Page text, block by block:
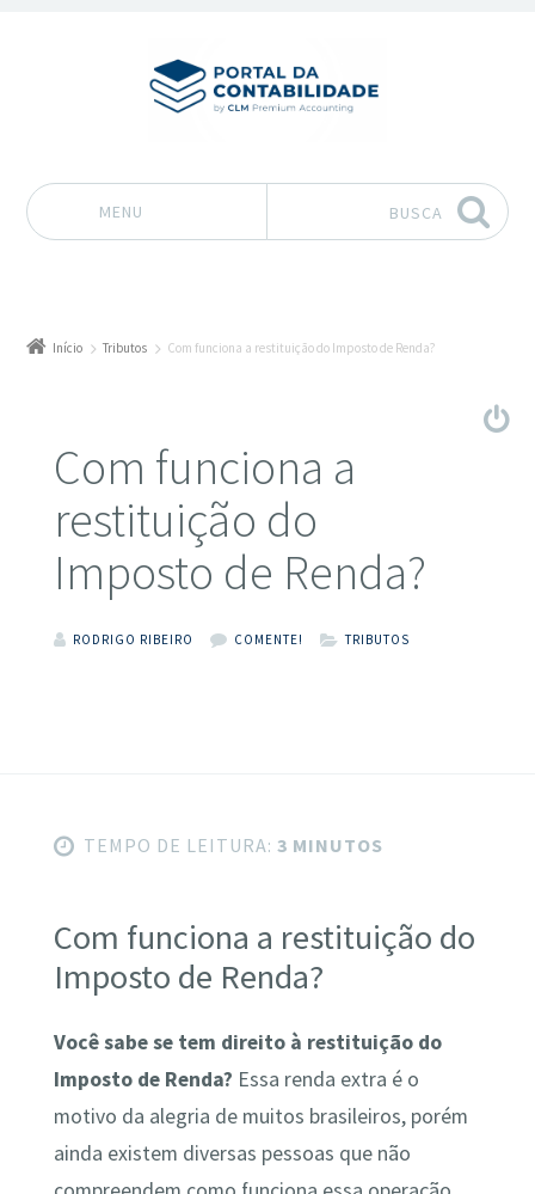
MENU BUSCA
Início Tributos Com funciona a restituição do Imposto de Renda?
Com funciona a
restituição do
Imposto de Renda?
RODRIGO RIBEIRO COMENTE! TRIBUTOS
TEMPO DE LEITURA: 3 MINUTOS
Com funciona a restituição do
Imposto de Renda?
Você sabe se tem direito à restituição do
Imposto de Renda? Essa renda extra é o
motivo da alegria de muitos brasileiros, porém
ainda existem diversas pessoas que não